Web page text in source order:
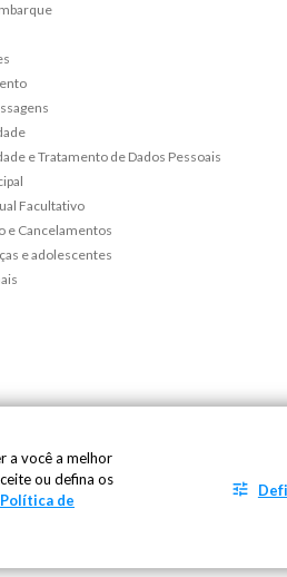
e Tratamento de Dados Pessoais
Facultativo
e Cancelamentos
e adolescentes
CEP: 29148-901 - CNPJ: 27.486.182/
a você a melhor
ou defina os
Política de